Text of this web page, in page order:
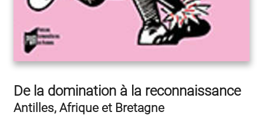
De la domination à la reconnaissance
Antilles, Afrique et Bretagne